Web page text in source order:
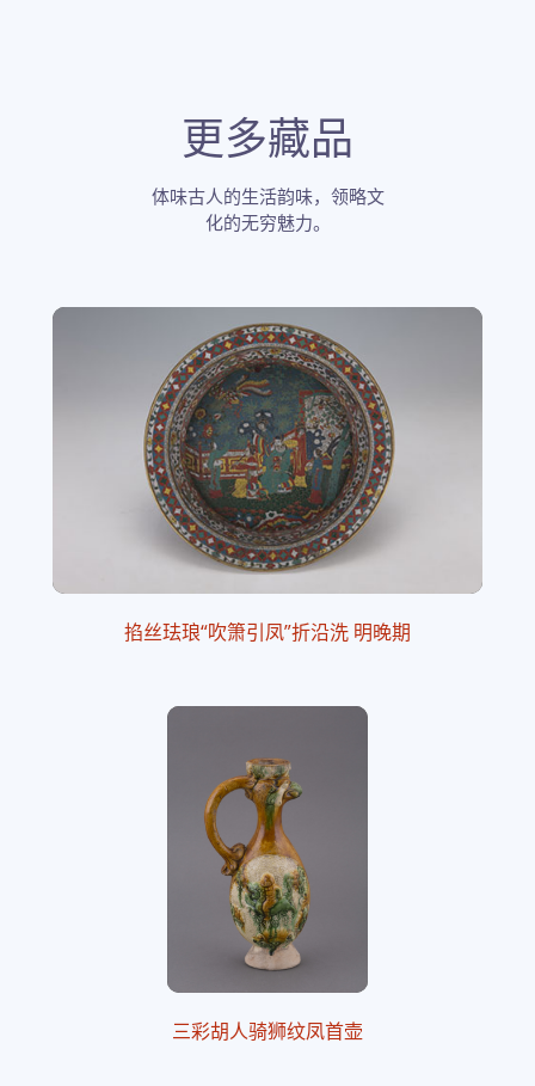
更多藏品
体味古人的生活韵味，领略文
化的无穷魅力。
掐丝珐琅“吹箫引凤”折沿洗 明晚期
三彩胡人骑狮纹凤首壶